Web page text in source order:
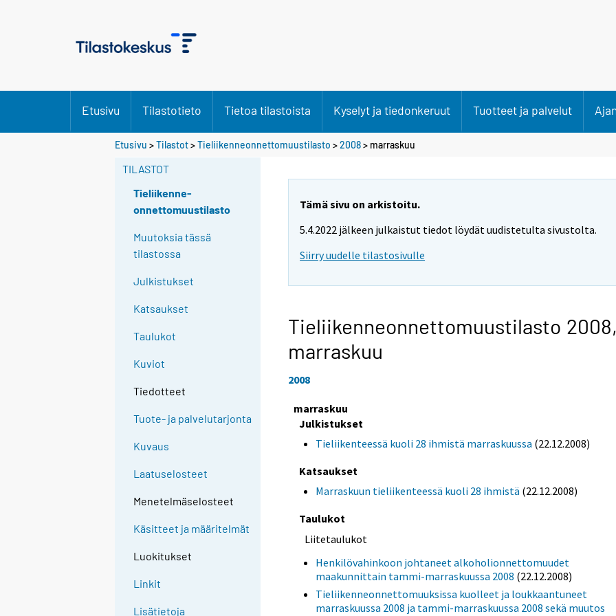
Etusivu Tilastotieto Tietoa tilastoista Kyselyt ja tiedonkeruut Tuotteet ja palvelut
Etusivu >Tilastot>Tieliikenneonnettomuustilasto >2008> marraskuu
TILASTOT
Tieliikenne-
onnettomuustilasto
Muutoksia tässä
tilastossa
Julkistukset
Katsaukset
Taulukot
Kuviot
Tiedotteet
Tuote- ja palvelutarjonta
Kuvaus
Laatuselosteet
Menetelmäselosteet
Käsitteet ja määritelmät
Luokitukset
Linkit
Lisätietoja
Tämä sivu on arkistoitu.
5.4.2022 jälkeen julkaistut tiedot löydät uudistetulta sivustolta.
Siirry uudelle tilastosivulle
Tieliikenneonnettomuustilasto
marraskuu
2008
marraskuu
Julkistukset
Tieliikenteessä kuoli 28 ihmistä marraskuussa (22.12.2008)
Katsaukset
Marraskuun tieliikenteessä kuoli 28 ihmistä (22.12.2008)
Taulukot
Liitetaulukot
Henkilövahinkoon johtaneet alkoholionnettomuudet
maakunnittain tammi-marraskuussa 2008 (22.12.2008)
Tieliikenneonnettomuuksissa kuolleet ja loukkaantuneet
marraskuussa 2008 ja tammi-marraskuussa 2008 sekä muutos